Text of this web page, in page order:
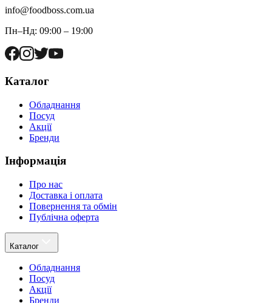
info@foodboss.com.ua
Пн–Нд: 09:00 – 19:00
Каталог
Обладнання
Посуд
Акції
Бренди
Інформація
Про нас
Доставка і оплата
Повернення та обмін
Публічна оферта
Каталог
Обладнання
Посуд
Акції
Бренди